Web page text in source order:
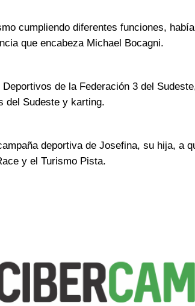
cumpliendo diferentes funciones,
que encabeza Michael Bocagni.
de la Federación 3 del
del Sudeste y karting.
deportiva de Josefina, su hija, a
y el Turismo Pista.